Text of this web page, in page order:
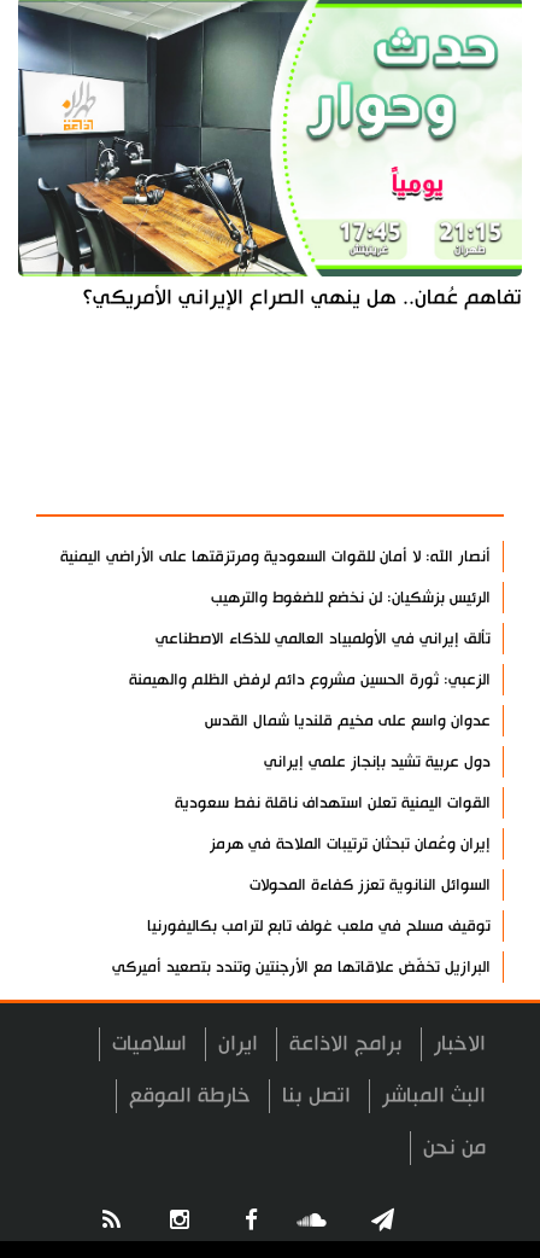
تفاهم عُمان.. هل ينهي الصراع الإيراني الأمريكي؟
أنصار الله: لا أمان للقوات السعودية ومرتزقتها على الأراضي اليمنية
الرئيس بزشكيان: لن نخضع للضغوط والترهيب
تألق إيراني في الأولمبياد العالمي للذكاء الاصطناعي
الزعبي: ثورة الحسين مشروع دائم لرفض الظلم والهيمنة
عدوان واسع على مخيم قلنديا شمال القدس
دول عربية تشيد بإنجاز علمي إيراني
القوات اليمنية تعلن استهداف ناقلة نفط سعودية
إيران وعُمان تبحثان ترتيبات الملاحة في هرمز
السوائل النانوية تعزز كفاءة المحولات
توقيف مسلح في ملعب غولف تابع لترامب بكاليفورنيا
البرازيل تخفّض علاقاتها مع الأرجنتين وتندد بتصعيد أميركي
علي السيد: صمت الحكومة يضعف موقف لبنان
انخفاض حاد في مخزون الصواريخ الأمريكية
العراق يعلن نجاح خطة زيارة الأربعين
رضائي: إيران جاهزة للدفاع عن سيادتها
تقرير مصور.. مراسم عزاء الأربعين بجوار مكان استشهاد الإمام
الشهيد
الاخبار برامج الاذاعة ايران اسلاميات
البث المباشر اتصل بنا خارطة الموقع
من نحن